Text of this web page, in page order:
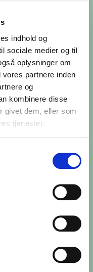
indhold og
sociale medier og til
oplysninger om
partnere inden
og
kombinere disse
givet dem, eller som
tjenester.
bud
20
opstå;)